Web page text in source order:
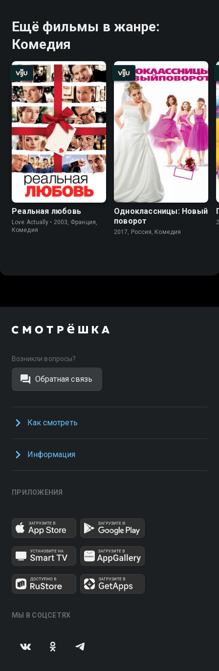
Ещё фильмы в жанре:
Комедия
Реальная любовь
Love Actually • 2003, Франция,
Комедия
Одноклассницы: Новый
поворот
2017, Россия, Комедия
Возникли вопросы?
Обратная связь
Как смотреть
Информация
ПРИЛОЖЕНИЯ
МЫ В СОЦСЕТЯХ